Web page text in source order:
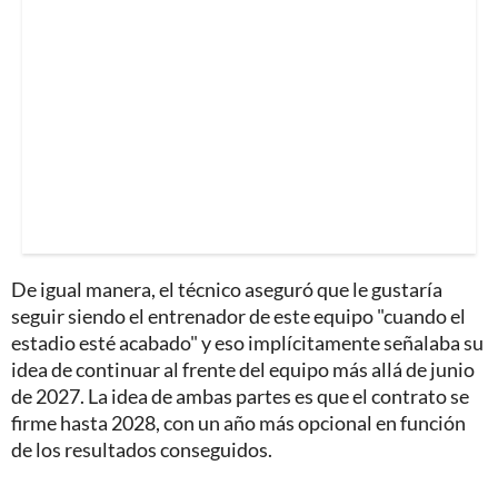
De igual manera, el técnico aseguró que le gustaría
seguir siendo el entrenador de este equipo "cuando el
estadio esté acabado" y eso implícitamente señalaba su
idea de continuar al frente del equipo más allá de junio
de 2027. La idea de ambas partes es que el contrato se
firme hasta 2028, con un año más opcional en función
de los resultados conseguidos.